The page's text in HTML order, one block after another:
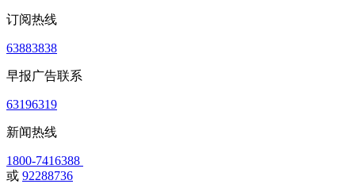
订阅热线
63883838
早报广告联系
63196319
新闻热线
1800-7416388
或 92288736